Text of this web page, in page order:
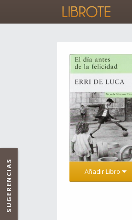
Añadir Libro
SUGERENCIAS